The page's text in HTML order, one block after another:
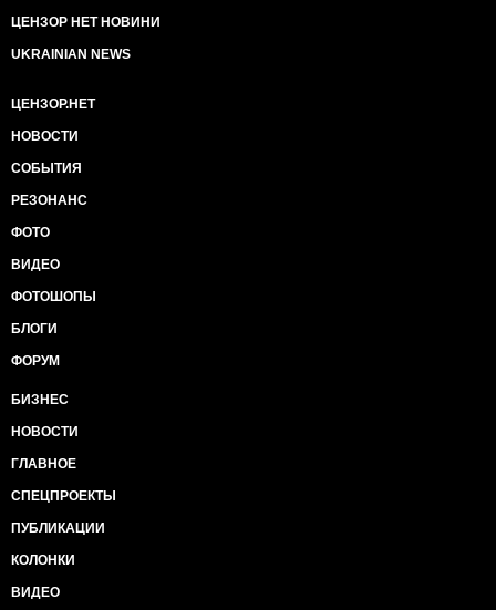
ЦЕНЗОР НЕТ НОВИНИ
UKRAINIAN NEWS
ЦЕНЗОР.НЕТ
НОВОСТИ
СОБЫТИЯ
РЕЗОНАНС
ФОТО
ВИДЕО
ФОТОШОПЫ
БЛОГИ
ФОРУМ
БИЗНЕС
НОВОСТИ
ГЛАВНОЕ
СПЕЦПРОЕКТЫ
ПУБЛИКАЦИИ
КОЛОНКИ
ВИДЕО